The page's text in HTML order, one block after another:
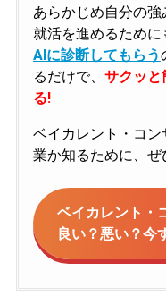
あらかじめ自分の
就活を進めるため
AIに診断してもらう
るだけで、 サクッと
る!
ベイカレント・コ
業か知るために、ぜ
ベイカレント・
良い？悪い？今